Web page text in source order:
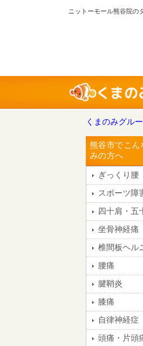
ニットーモール熊谷院の
くまのみグル
熊谷市でこん
みの方へ
ぎっくり腰
スポーツ障
四十肩・五
坐骨神経痛
椎間板ヘル
腰痛
腱鞘炎
膝痛
自律神経症
頭痛・片頭